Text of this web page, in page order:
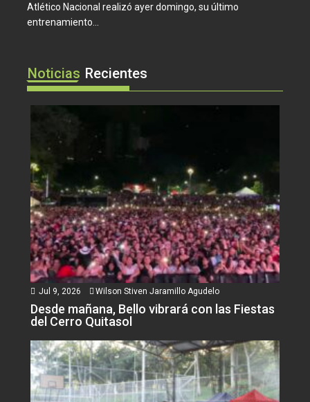
Atlético Nacional realizó ayer domingo, su último
entrenamiento...
Noticias Recientes
Jul 9, 2026 Wilson Stiven Jaramillo Agudelo
Desde mañana, Bello vibrará con las Fiestas
del Cerro Quitasol